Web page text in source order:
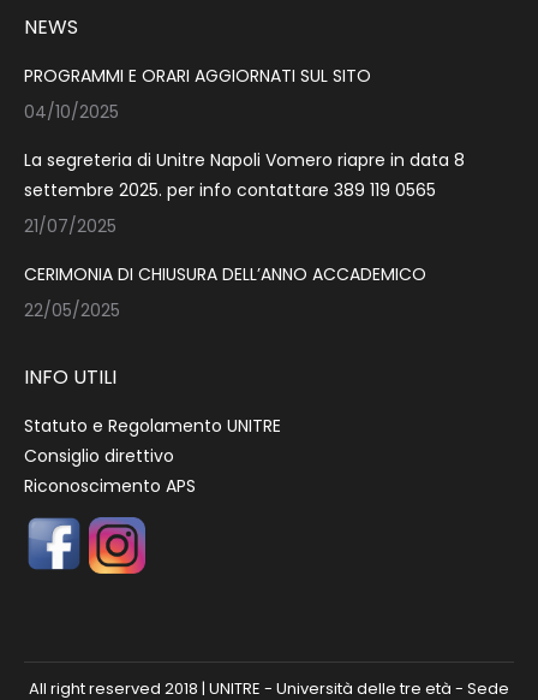
NEWS
PROGRAMMI E ORARI AGGIORNATI SUL SITO
04/10/2025
La segreteria di Unitre Napoli Vomero riapre in data 8
settembre 2025. per info contattare 389 119 0565
21/07/2025
CERIMONIA DI CHIUSURA DELL’ANNO ACCADEMICO
22/05/2025
INFO UTILI
Statuto e Regolamento UNITRE
Consiglio direttivo
Riconoscimento APS
All right reserved 2018 | UNITRE - Università delle tre età - Sede